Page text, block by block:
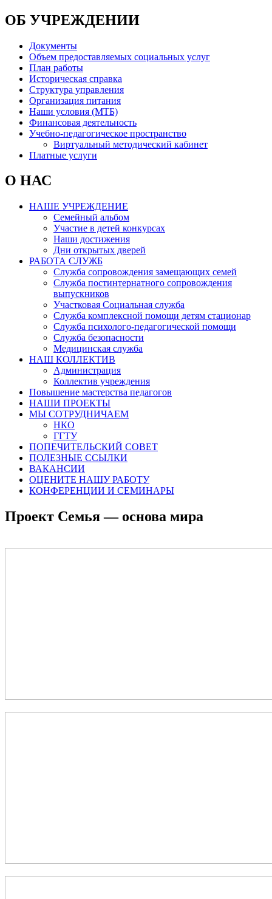
ОБ УЧРЕЖДЕНИИ
Документы
Объем предоставляемых социальных услуг
План работы
Историческая справка
Структура управления
Организация питания
Наши условия (МТБ)
Финансовая деятельность
Учебно-педагогическое пространство
Виртуальный методический кабинет
Платные услуги
О НАС
НАШЕ УЧРЕЖДЕНИЕ
Семейный альбом
Участие в детей конкурсах
Наши достижения
Дни открытых дверей
РАБОТА СЛУЖБ
Служба сопровождения замещающих семей
Служба постинтернатного сопровождения
выпускников
Участковая Социальная служба
Служба комплексной помощи детям стационар
Служба психолого-педагогической помощи
Служба безопасности
Медицинская служба
НАШ КОЛЛЕКТИВ
Администрация
Коллектив учреждения
Повышение мастерства педагогов
НАШИ ПРОЕКТЫ
МЫ СОТРУДНИЧАЕМ
НКО
ГГТУ
ПОПЕЧИТЕЛЬСКИЙ СОВЕТ
ПОЛЕЗНЫЕ ССЫЛКИ
ВАКАНСИИ
ОЦЕНИТЕ НАШУ РАБОТУ
КОНФЕРЕНЦИИ И СЕМИНАРЫ
Проект Семья — основа мира